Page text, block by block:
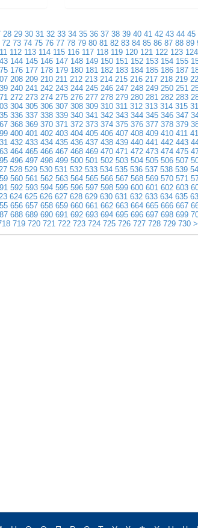
28 29 30 31 32 33 34 35 36 37 38 39 40 41 42 43 44 45
72 73 74 75 76 77 78 79 80 81 82 83 84 85 86 87 88 89
112 113 114 115 116 117 118 119 120 121 122 123 124
144 145 146 147 148 149 150 151 152 153 154 155
176 177 178 179 180 181 182 183 184 185 186 187
208 209 210 211 212 213 214 215 216 217 218 219
240 241 242 243 244 245 246 247 248 249 250 251
272 273 274 275 276 277 278 279 280 281 282 283
304 305 306 307 308 309 310 311 312 313 314 315
336 337 338 339 340 341 342 343 344 345 346 347
368 369 370 371 372 373 374 375 376 377 378 379
400 401 402 403 404 405 406 407 408 409 410 411
432 433 434 435 436 437 438 439 440 441 442 443
464 465 466 467 468 469 470 471 472 473 474 475
496 497 498 499 500 501 502 503 504 505 506 507
528 529 530 531 532 533 534 535 536 537 538 539
560 561 562 563 564 565 566 567 568 569 570 571
592 593 594 595 596 597 598 599 600 601 602 603
624 625 626 627 628 629 630 631 632 633 634 635
656 657 658 659 660 661 662 663 664 665 666 667
688 689 690 691 692 693 694 695 696 697 698 699
719 720 721 722 723 724 725 726 727 728 729 730 >|